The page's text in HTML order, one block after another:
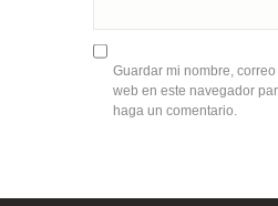
Guardar mi nombre,
web en este navegador
haga un comentario.